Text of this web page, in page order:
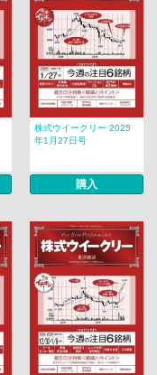
株式ウイークリー 2025
年1月27日号
購入